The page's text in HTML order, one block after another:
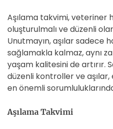
Aşılama takvimi, veteriner
oluşturulmalı ve düzenli
Unutmayın, aşılar sadece
sağlamakla kalmaz, aynı
yaşam kalitesini de artırır.
düzenli kontroller ve
en önemli
Aşılama Takvimi